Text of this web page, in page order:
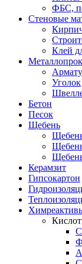
ФБС,
Стеновые
Клей
Уголок
Бетон
Песок
Щебень
Керамзит
Гипсокартон